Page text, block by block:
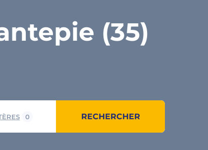
(35)
0 RECHERCHER